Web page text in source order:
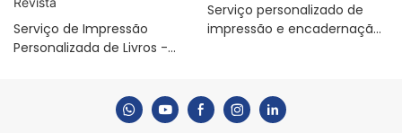
Serviço de Impressão
Personalizada de Livros -
Serviço personalizado de
impressão e encadernação